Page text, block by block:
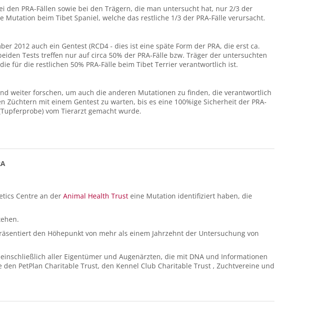
den PRA-Fällen sowie bei den Trägern, die man untersucht hat, nur 2/3 der
beim Tibet Spaniel, welche das restliche 1/3 der PRA-Fälle verursacht.
2012 auch ein Gentest (RCD4 - dies ist eine späte Form der PRA, die erst ca.
Tests treffen nur auf circa 50% der PRA-Fälle bzw. Träger der untersuchten
für die restlichen 50% PRA-Fälle beim Tibet Terrier verantwortlich ist.
weiter forschen, um auch die anderen Mutationen zu finden, die verantwortlich
mit einem Gentest zu warten, bis es eine 100%ige Sicherheit der PRA-
vom Tierarzt gemacht wurde.
Centre an der Animal Health Trust eine Mutation identifiziert haben, die
den Höhepunkt von mehr als einem Jahrzehnt der Untersuchung von
aller Eigentümer und Augenärzten, die mit DNA und Informationen
PetPlan Charitable Trust, den Kennel Club Charitable Trust , Zuchtvereine und